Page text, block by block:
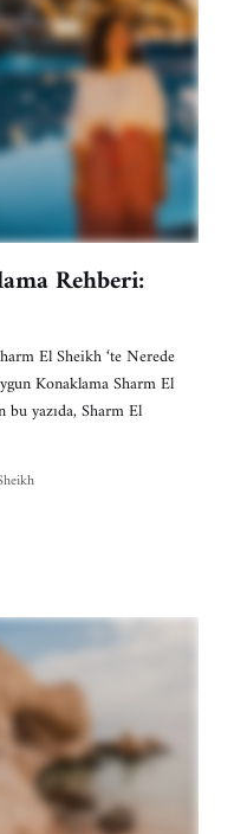
Rehberi:
El Sheikh ‘te Nerede
Konaklama Sharm El
yazıda, Sharm El